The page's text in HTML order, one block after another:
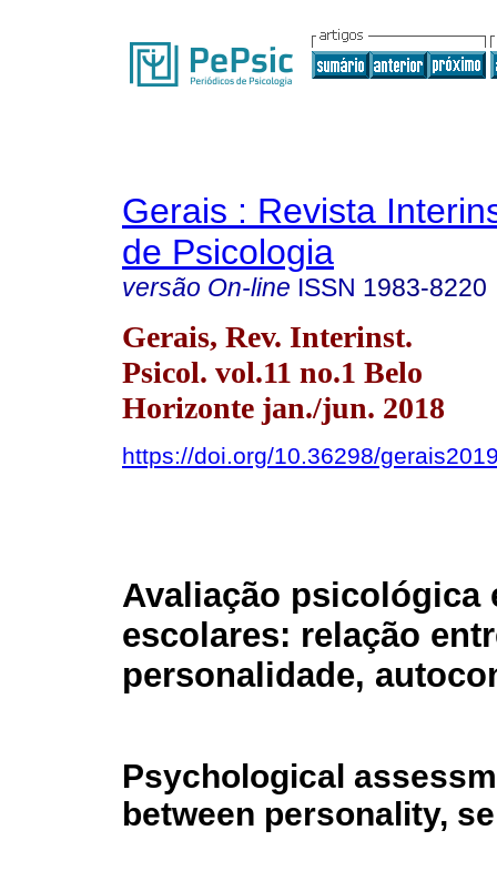
Gerais : Revista
de Psicologia
versão On-line ISSN 1983-8220
Gerais, Rev. Interinst.
Psicol. vol.11 no.1 Belo
Horizonte jan./jun. 2018
https://doi.org/10.36298/
Avaliação psicológica
escolares: relação
personalidade,
Psychological
between personality,